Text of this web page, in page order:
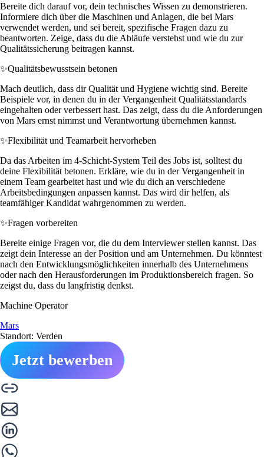
Bereite dich darauf vor, dein technisches Wissen zu demonstrieren.
Informiere dich über die Maschinen und Anlagen, die bei Mars
verwendet werden, und sei bereit, spezifische Fragen dazu zu
beantworten. Zeige, dass du die Abläufe verstehst und wie du zur
Qualitätssicherung beitragen kannst.
✨Qualitätsbewusstsein betonen
Mach deutlich, dass dir Qualität und Hygiene wichtig sind. Bereite
Beispiele vor, in denen du in der Vergangenheit Qualitätsstandards
eingehalten oder verbessert hast. Das zeigt, dass du die Anforderungen
von Mars ernst nimmst und Verantwortung übernehmen kannst.
✨Flexibilität und Teamarbeit hervorheben
Da das Arbeiten im 4-Schicht-System Teil des Jobs ist, solltest du
deine Flexibilität betonen. Erkläre, wie du in der Vergangenheit in
einem Team gearbeitet hast und wie du dich an verschiedene
Arbeitsbedingungen anpassen kannst. Das wird dir helfen, als
teamfähiger Kandidat wahrgenommen zu werden.
✨Fragen vorbereiten
Bereite einige Fragen vor, die du dem Interviewer stellen kannst. Das
zeigt dein Interesse an der Position und am Unternehmen. Du könntest
nach den Entwicklungsmöglichkeiten innerhalb des Unternehmens
oder nach den Herausforderungen im Produktionsbereich fragen. So
zeigst du, dass du langfristig denkst.
Machine Operator
Mars
Standort: Verden
Jetzt bewerben